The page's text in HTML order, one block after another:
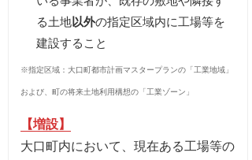
る土地以外の指定区域内に工場等を
建設すること
※指定区域：大口町都市計画マスタープランの「工業地域」
および、町の将来土地利用構想の「工業ゾーン」
【増設】
大口町内において、現在ある工場等の